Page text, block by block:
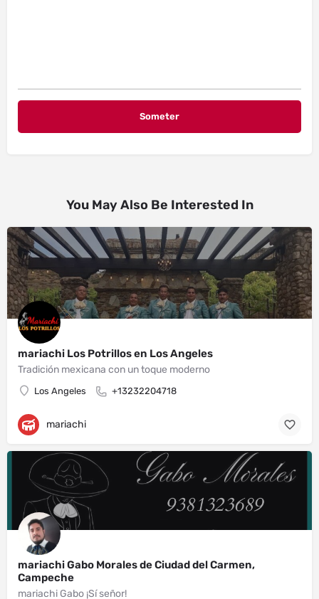
You May Also Be Interested In
mariachi Los Potrillos en Los Angeles
Tradición mexicana con un toque moderno
Los Angeles +13232204718
mariachi
mariachi Gabo Morales de Ciudad del Carmen,
Campeche
mariachi Gabo ¡Sí señor!